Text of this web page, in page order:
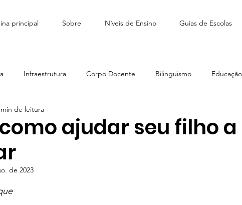
principal Sobre Níveis de Ensino Guias de Escolas
Infraestrutura Corpo Docente Bilinguismo
Médio
Escola Stagium | SchoolAdvisor
ajudar seu filho a
de leitura
de 2023
de 5 estrelas.